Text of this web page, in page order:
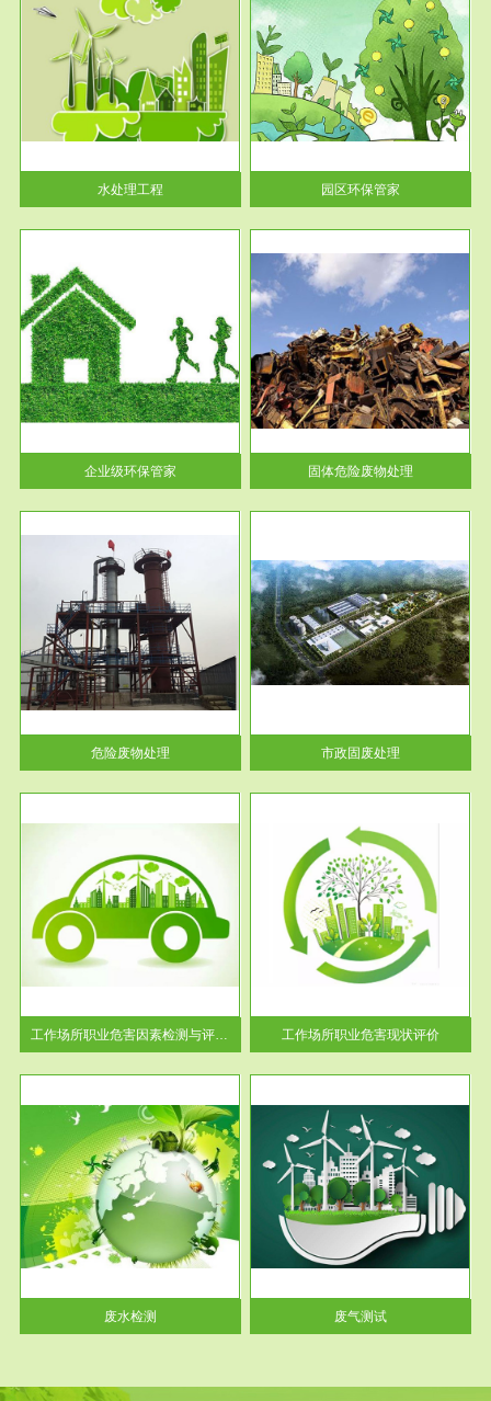
水处理工程
服务范围
园区环保管家
2016 年 4 月，环保部下发《关
于积极发挥环境保护作用促进供
给侧结...
园区环保管家
企业级环保管家
服务范围
固体危险废物处理
固体废物解释：固体废物是指人
们在生产建设、日常生活和其他
活动中...
固体危险废物处理
危险废物处理
服务范围
市政固废处理
蔚蓝生态环境科技所从事的市政
废物处理业务包括市政废物的处
理处...
市政固废处理
工作场所职业危害因素检测与评价...
服务范围
工作场所职业危害现状评价
【现状评价意义】：具体因素---
-通过质谱分析等多种手段明确
工作场...
工作场所职业危害现状评价
废水检测
服务范围
废气测试
检测范围工业废气检测包括有机
废气和无机废气。有机废气主要
包括...
废气测试